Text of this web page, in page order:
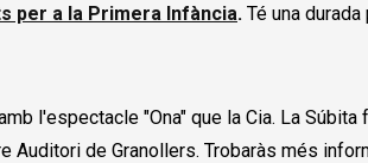
per a la Primera Infància.Té una
l'espectacle "Ona" que la Cia. La
Auditori de Granollers. Trobaràs més